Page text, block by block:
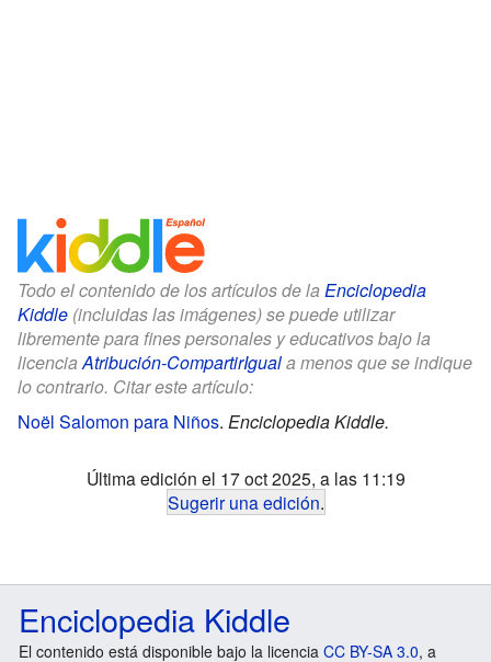
Todo el contenido de los artículos de la Enciclopedia
Kiddle (incluidas las imágenes) se puede utilizar
libremente para fines personales y educativos bajo la
licenciaAtribución-CompartirIguala menos que se indique
lo contrario. Citar este artículo:
Noël Salomon para Niños. Enciclopedia Kiddle.
Última edición el 17 oct 2025, a las 11:19
Sugerir una edición.
Enciclopedia Kiddle
El contenido está disponible bajo la licencia CC BY-SA 3.0, a